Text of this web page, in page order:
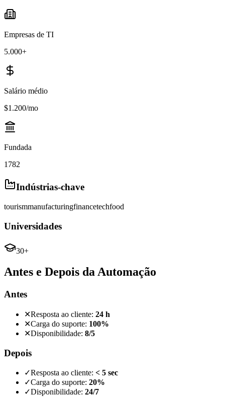
Empresas de TI
5.000+
Salário médio
$1.200/mo
Fundada
1782
Indústrias-chave
tourismmanufacturingfinancetechfood
Universidades
30+
Antes e Depois da Automação
Antes
✕Resposta ao cliente: 24 h
✕Carga do suporte: 100%
✕Disponibilidade: 8/5
Depois
✓Resposta ao cliente: < 5 sec
✓Carga do suporte: 20%
✓Disponibilidade: 24/7